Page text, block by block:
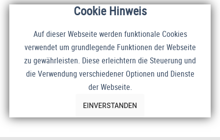
Cookie Hinweis
Auf dieser Webseite werden funktionale Cookies
verwendet um grundlegende Funktionen der Webseite
zu gewährleisten. Diese erleichtern die Steuerung und
die Verwendung verschiedener Optionen und Dienste
der Webseite.
EINVERSTANDEN